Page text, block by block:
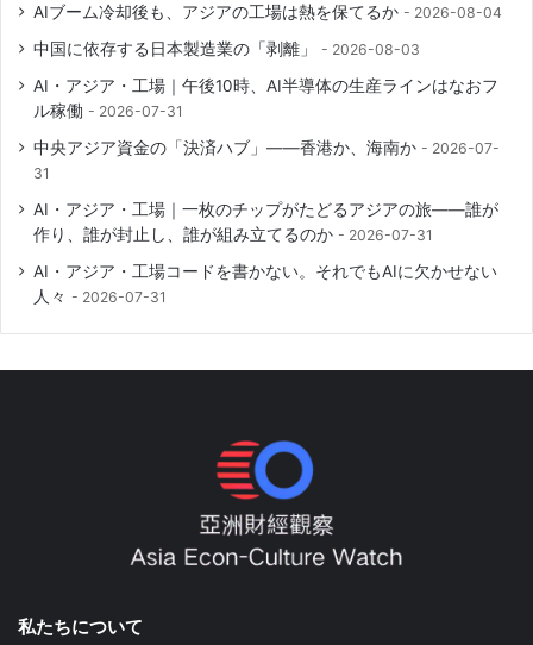
AIブーム冷却後も、アジアの工場は熱を保てるか 2026-08-04
中国に依存する日本製造業の「剥離」 2026-08-03
AI・アジア・工場｜午後10時、AI半導体の生産ラインはなおフ
ル稼働
2026-07-31
中央アジア資金の「決済ハブ」――香港か、海南か
2026-07-
31
AI・アジア・工場｜一枚のチップがたどるアジアの旅――誰が
作り、誰が封止し、誰が組み立てるのか
2026-07-31
AI・アジア・工場コードを書かない。それでもAIに欠かせない
人々
2026-07-31
私たちについて